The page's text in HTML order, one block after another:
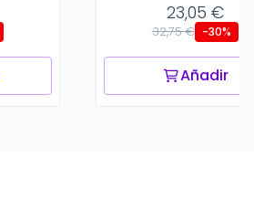
23,05 €
32,75 € -30%
Añadir